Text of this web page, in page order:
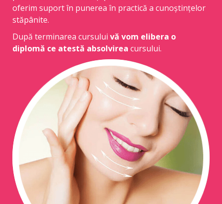
oferim suport în punerea în practică a cunoștințelor
stăpânite.
După terminarea cursului vă vom elibera o
diplomă ce atestă absolvirea cursului.